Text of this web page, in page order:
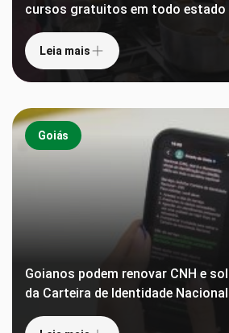
cursos gratuitos em todo estado
Leia mais
Goiás
Goianos podem renovar CNH e
da Carteira de Identidade